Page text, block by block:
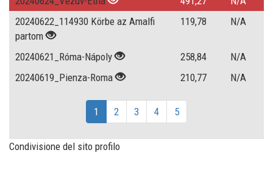
20240622_114930 Körbe az Amalfi
partom
119,78 N/A
20240621_Róma-Nápoly 258,84
N/A
20240619_Pienza-Roma
210,77 N/A
1 2 3 4 5
Condivisione del sito profilo